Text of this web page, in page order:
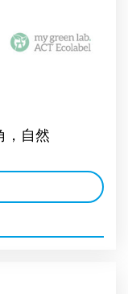
，自然